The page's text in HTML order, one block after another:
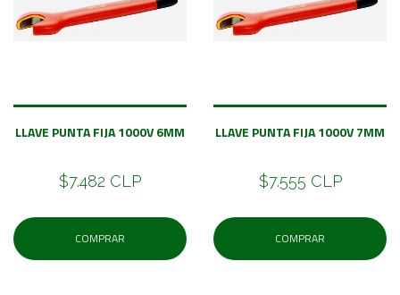
LLAVE PUNTA FIJA 1000V 6MM
$7.482 CLP
COMPRAR
LLAVE PUNTA FIJA 1000V 7MM
$7.555 CLP
COMPRAR